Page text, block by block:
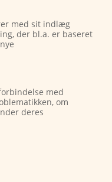
med sit indlæg
der bl.a. er baseret
med
om
deres